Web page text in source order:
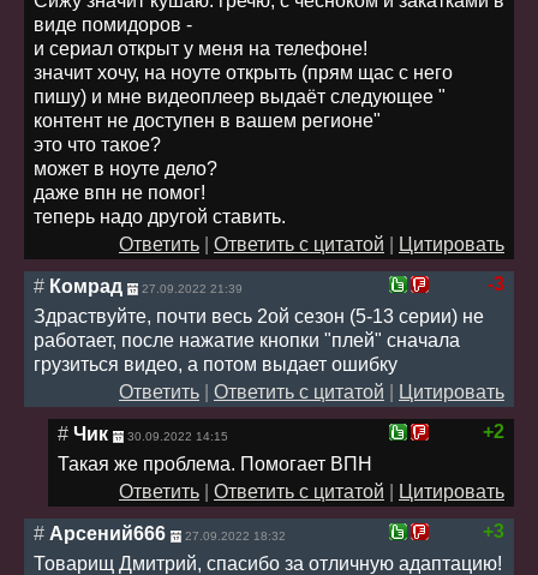
виде помидоров -
и сериал открыт у меня на телефоне!
значит хочу, на ноуте открыть (прям щас с него
пишу) и мне видеоплеер выдаёт следующее "
контент не доступен в вашем регионе"
это что такое?
может в ноуте дело?
даже впн не помог!
теперь надо другой ставить.
Ответить
Ответить с цитатой
Цитировать
-3
# Комрад 27.09.2022 21:39
Здраствуйте, почти весь 2ой сезон (5-13 серии) не
работает, после нажатие кнопки "плей" сначала
грузиться видео, а потом выдает ошибку
Ответить
Ответить с цитатой
Цитировать
+2
# Чик 30.09.2022 14:15
Такая же проблема. Помогает ВПН
Ответить
Ответить с цитатой
Цитировать
+3
# Арсений666 27.09.2022 18:32
Товарищ Дмитрий, спасибо за отличную адаптацию!